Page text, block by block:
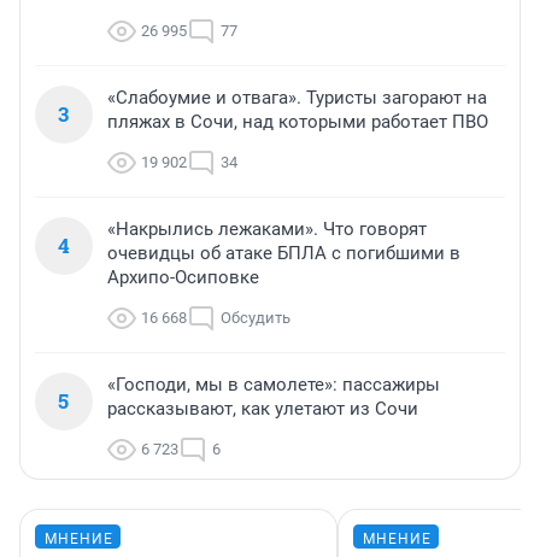
26 995 77
3
«Слабоумие и отвага». Туристы загорают на
пляжах в Сочи, над которыми работает ПВО
19 902 34
4
«Накрылись лежаками». Что говорят
очевидцы об атаке БПЛА с погибшими в
Архипо-Осиповке
16 668 Обсудить
5
«Господи, мы в самолете»: пассажиры
рассказывают, как улетают из Сочи
6 723 6
МНЕНИЕ МНЕНИЕ